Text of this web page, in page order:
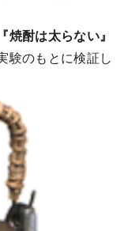
『焼酎は太らない』
験のもとに検証し